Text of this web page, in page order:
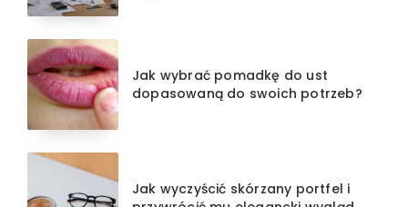
Jak wybrać pomadkę do ust
dopasowaną do swoich potrzeb?
Jak wyczyścić skórzany portfel i